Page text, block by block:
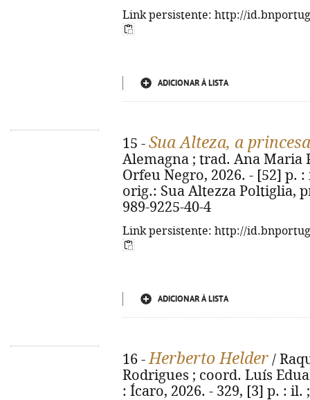
Link persistente: http://
ADICIONAR À LISTA
15 - Sua Alteza, a
Alemagna ; trad. Ana Maria
Orfeu Negro, 2026. - [52] p.
orig.: Sua Altezza Poltiglia,
989-9225-40-4
Link persistente: http://
ADICIONAR À LISTA
16 -Herberto Helder /
Rodrigues ; coord. Luís
: Ícaro, 2026. - 329, [3] p. : il.